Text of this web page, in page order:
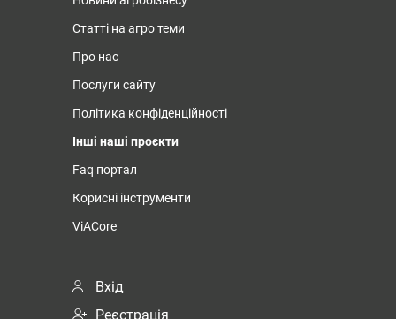
Статті на агро теми
Про нас
Послуги сайту
Політика конфіденційності
Інші наші проєкти
Faq портал
Корисні інструменти
ViACore
Вхід
Реєстрація